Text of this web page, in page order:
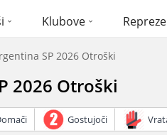
Klubove
SP 2026 Otroški
2026 Otroški
Gostujoči